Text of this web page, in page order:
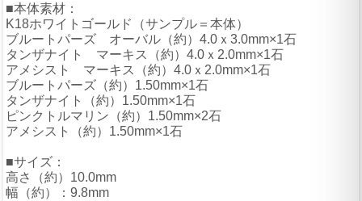
■本体素材：
K18ホワイトゴールド（サンプル＝本体）
ブルートパーズ オーバル（約）4.0ｘ3.0mm×1石
タンザナイト マーキス（約）4.0ｘ2.0mm×1石
アメシスト マーキス（約）4.0ｘ2.0mm×1石
ブルートパーズ（約）1.50mm×1石
タンザナイト（約）1.50mm×1石
ピンクトルマリン（約）1.50mm×2石
アメシスト（約）1.50mm×1石
■サイズ：
高さ（約）10.0mm
幅（約）：9.8mm